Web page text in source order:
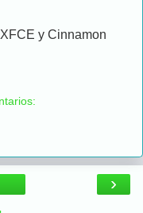
y Cinnamon
›